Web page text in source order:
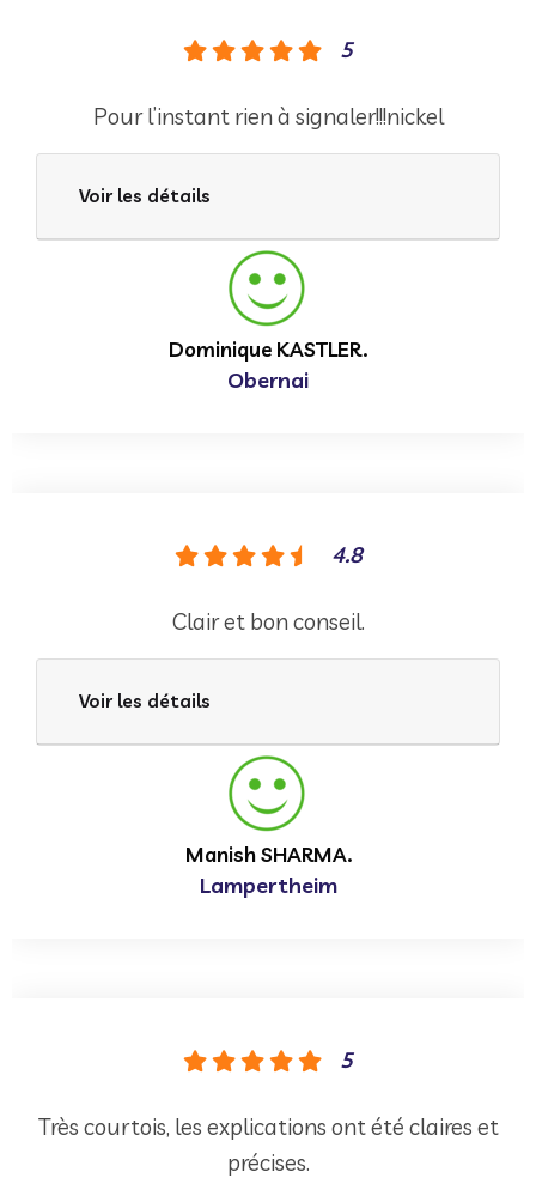
5
Pour l’instant rien à signaler!!!nickel
Voir les détails
Dominique KASTLER.
Obernai
4.8
Clair et bon conseil.
Voir les détails
Manish SHARMA.
Lampertheim
5
Très courtois, les explications ont été claires et
précises.